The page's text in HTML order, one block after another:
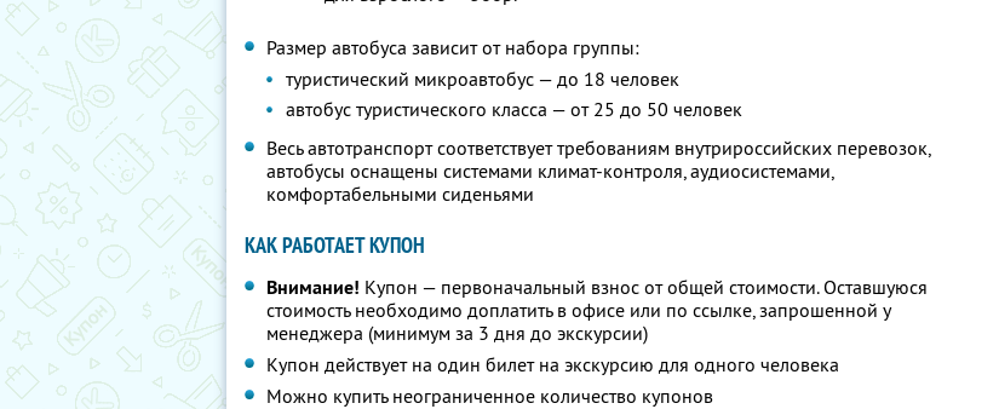
Размер автобуса зависит от набора группы:
туристический микроавтобус — до 18 человек
автобус туристического класса — от 25 до 50 человек
Весь автотранспорт соответствует требованиям внутрироссийских перевозок,
автобусы оснащены системами климат-контроля, аудиосистемами,
комфортабельными сиденьями
КАК РАБОТАЕТ КУПОН
Внимание! Купон — первоначальный взнос от общей стоимости. Оставшуюся
стоимость необходимо доплатить в офисе или по ссылке, запрошенной у
менеджера (минимум за 3 дня до экскурсии)
Купон действует на один билет на экскурсию для одного человека
Можно купить неограниченное количество купонов